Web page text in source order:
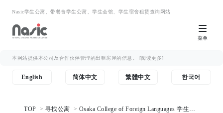
Nasic学生公寓、带餐食学生公寓、学生会馆、学生宿舍租赁查询网站
菜单
本网站提供本公司及合作伙伴管理的出租房屋的信息。 [阅读更多]
English 简体中文 繁體中文 한국어
TOP 寻找公寓
Osaka College of Foreign Languages 学生公